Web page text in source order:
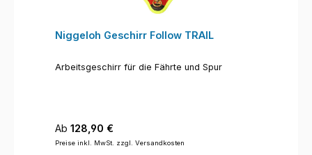
Niggeloh Geschirr Follow TRAIL
Arbeitsgeschirr für die Fährte und Spur
Regulärer Preis:
Ab 128,90 €
Preise inkl. MwSt. zzgl. Versandkosten